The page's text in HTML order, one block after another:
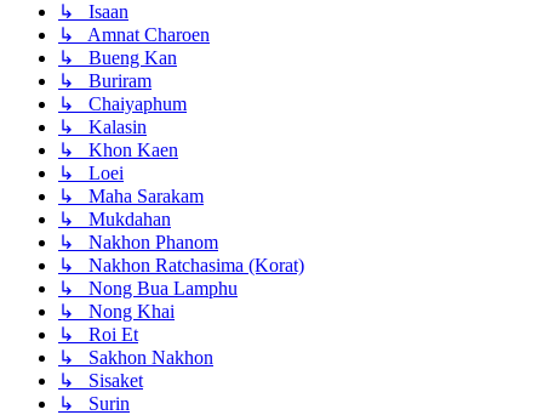
↳ Isaan
↳ Amnat Charoen
↳ Bueng Kan
↳ Buriram
↳ Chaiyaphum
↳ Kalasin
↳ Khon Kaen
↳ Loei
↳ Maha Sarakam
↳ Mukdahan
↳ Nakhon Phanom
↳ Nakhon Ratchasima (Korat)
↳ Nong Bua Lamphu
↳ Nong Khai
↳ Roi Et
↳ Sakhon Nakhon
↳ Sisaket
↳ Surin